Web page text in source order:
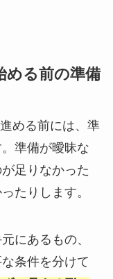
める前の準備
める前には、準
準備が曖昧な
足りなかった
たりします。
にあるもの、
条件を分けて